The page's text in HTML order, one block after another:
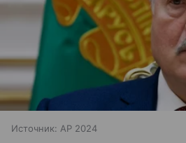
Источник: AP 2024